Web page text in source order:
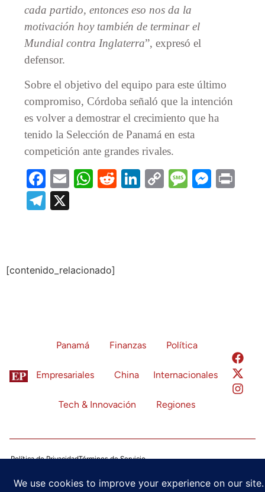
cada partido, entonces eso nos da la
motivación hoy también de terminar el
Mundial contra Inglaterra”, expresó el
defensor.
Sobre el objetivo del equipo para este último
compromiso, Córdoba señaló que la intención
es volver a demostrar el crecimiento que ha
tenido la Selección de Panamá en esta
competición ante grandes rivales.
Facebook
EmailWhatsApp
RedditLinkedIn
CopyMessage
Telegram
[contenido_relacionado]
Panamá Finanzas Política
Empresariales China Internacionales
Tech & Innovación Regiones
Política de PrivacidadTérminos de Servicio
© 2024 Economía Panamá. Todos los derechos reservados.